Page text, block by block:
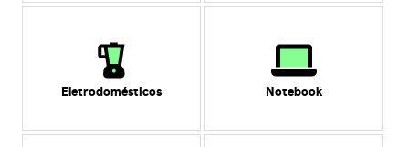
Eletrodomésticos Notebook